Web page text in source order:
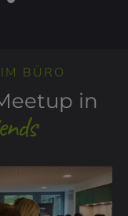
BÜRO
in